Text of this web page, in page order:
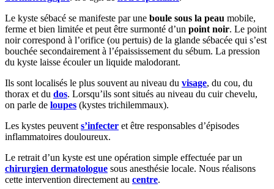
Le kyste sébacé se manifeste par une boule sous la peau mobile,
ferme et bien limitée et peut être surmonté d’un point noir. Le point
noir correspond à l’orifice (ou pertuis) de la glande sébacée qui s’est
bouchée secondairement à l’épaississement du sébum. La pression
du kyste laisse écouler un liquide malodorant.
Ils sont localisés le plus souvent au niveau du visage, du cou, du
thorax et du dos. Lorsqu’ils sont situés au niveau du cuir chevelu,
on parle de loupes (kystes trichilemmaux).
Les kystes peuvent s’infecter et être responsables d’épisodes
inflammatoires douloureux.
Le retrait d’un kyste est une opération simple effectuée par un
chirurgien dermatologue sous anesthésie locale. Nous réalisons
cette intervention directement au centre.